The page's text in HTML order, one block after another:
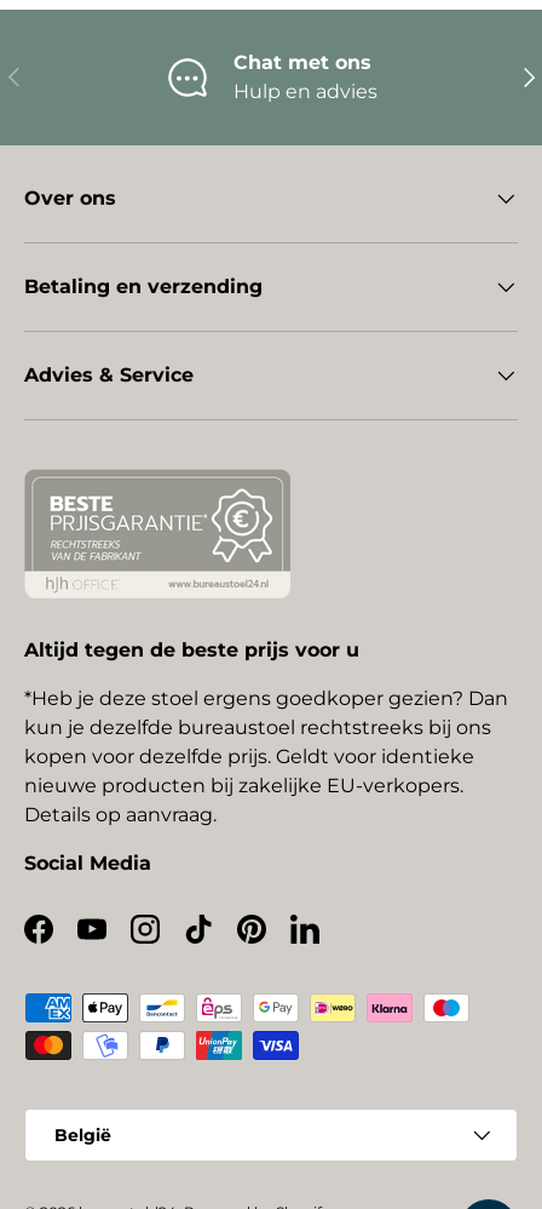
Vorige
Chat met ons
Hulp en advies
Over ons
Betaling en verzending
Advies & Service
Altijd tegen de beste prijs voor u
*Heb je deze stoel ergens goedkoper gezien? Dan
kun je dezelfde bureaustoel rechtstreeks bij ons
kopen voor dezelfde prijs. Geldt voor identieke
nieuwe producten bij zakelijke EU-verkopers.
Details op aanvraag.
Social Media
Facebook
YouTubeInstagram
TikTokPinterestLinkedIn
Geaccepteerde betaalmethoden
België